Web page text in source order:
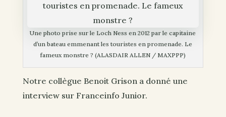
Une photo prise sur le Loch Ness en 2012 par le capitaine
d’un bateau emmenant les touristes en promenade. Le
fameux monstre ? (ALASDAIR ALLEN / MAXPPP)
Notre collègue Benoit Grison a donné une
interview sur Franceinfo Junior.